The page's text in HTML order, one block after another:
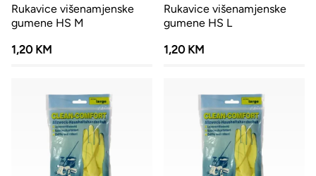
Rukavice višenamjenske
gumene HS M
1,20 KM
Rukavice višenamjenske
gumene HS L
1,20 KM